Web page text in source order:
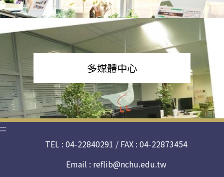
多媒體中心
:::
TEL : 04-22840291 / FAX : 04-22873454
Email : reflib@nchu.edu.tw